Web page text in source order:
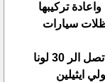
تركيبها
سيارات
30 لونا
ايثيلين